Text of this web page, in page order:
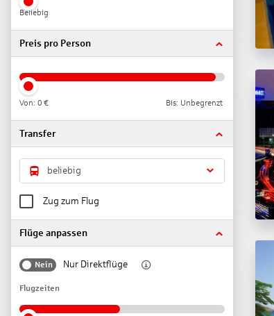
Beliebig
Preis pro Person
Von: 0 € Bis: Unbegrenzt
Transfer
beliebig
Zug zum Flug
Flüge anpassen
Nein Nur Direktflüge
Flugzeiten